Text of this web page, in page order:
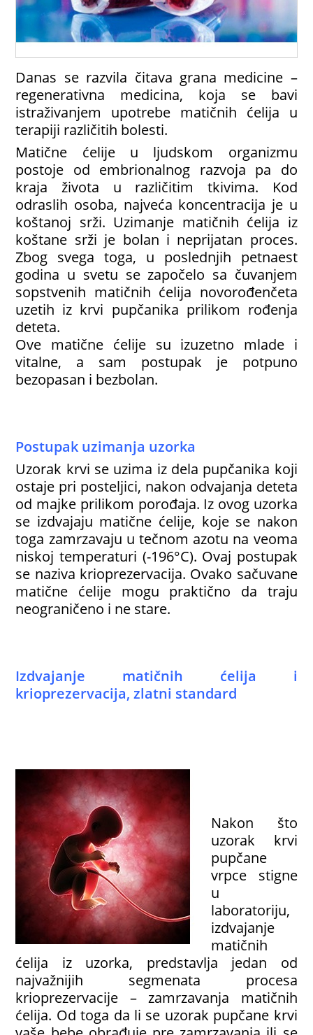
Danas se razvila čitava grana medicine –
regenerativna medicina, koja se bavi
istraživanjem upotrebe matičnih ćelija u
terapiji različitih bolesti.
Matične ćelije u ljudskom organizmu
postoje od embrionalnog razvoja pa do
kraja života u različitim tkivima. Kod
odraslih osoba, najveća koncentracija je u
koštanoj srži. Uzimanje matičnih ćelija iz
koštane srži je bolan i neprijatan proces.
Zbog svega toga, u poslednjih petnaest
godina u svetu se započelo sa čuvanjem
sopstvenih matičnih ćelija novorođenčeta
uzetih iz krvi pupčanika prilikom rođenja
deteta.
Ove matične ćelije su izuzetno mlade i
vitalne, a sam postupak je potpuno
bezopasan i bezbolan.
Postupak uzimanja uzorka
Uzorak krvi se uzima iz dela pupčanika koji
ostaje pri posteljici, nakon odvajanja deteta
od majke prilikom porođaja. Iz ovog uzorka
se izdvajaju matične ćelije, koje se nakon
toga zamrzavaju u tečnom azotu na veoma
niskoj temperaturi (-196°C). Ovaj postupak
se naziva krioprezervacija. Ovako sačuvane
matične ćelije mogu praktično da traju
neograničeno i ne stare.
Izdvajanje matičnih ćelija i
krioprezervacija, zlatni standard
Nakon što
uzorak krvi
pupčane
vrpce stigne
u
laboratoriju,
izdvajanje
matičnih
ćelija iz uzorka, predstavlja jedan od
najvažnijih segmenata procesa
krioprezervacije – zamrzavanja matičnih
ćelija. Od toga da li se uzorak pupčane krvi